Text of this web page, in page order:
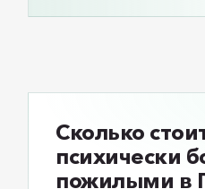
Сколько
психически
пожилыми в